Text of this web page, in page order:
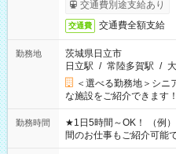
交通費別途支給あり
交通費 交通費全額支給
勤務地
茨城県日立市
日立駅 / 常陸多賀駅 /
＜選べる勤務地＞シ
な施設をご紹介できます！
勤務時間
★1日5時間～OK！ （例
間のお仕事もご紹介可能
家庭の都合でお休みが必